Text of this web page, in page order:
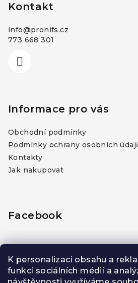
K personalizaci obsahu a
funkcí sociálních médií a
Kontakt
info@pronifs.cz
773 668 301
Informace pro vás
Obchodní podmínky
Podmínky ochrany osobních
Kontakty
Jak nakupovat
Facebook
PŘIJÍMÁME ONLINE